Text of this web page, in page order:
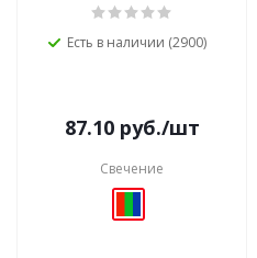
Есть в наличии (2900)
87.10руб./шт
Свечение